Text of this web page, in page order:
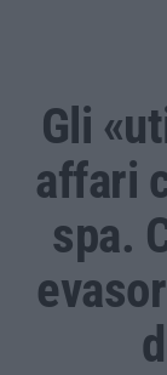
Gli
affari
spa.